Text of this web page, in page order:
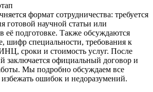
формат сотрудничества: требуется
готовой научной статьи или
её подготовке. Также обсуждаются
шифр специальности, требования к
сроки и стоимость услуг. После
заключается официальный договор и
Мы подробно обсуждаем все
избежать ошибок и недоразумений.